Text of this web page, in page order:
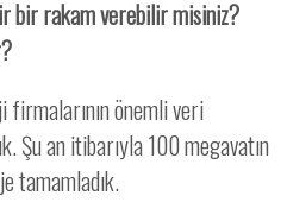
bir rakam verebilir misiniz?
firmalarının önemli veri
Şu an itibarıyla 100 megavatın
tamamladık.